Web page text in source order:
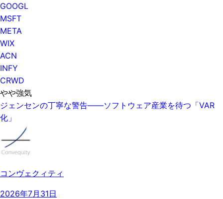
GOOGL
MSFT
META
WIX
ACN
INFY
CRWD
やや強気
ジェンセンの丁寧な警告——ソフトウェア産業を待つ「VAR
化」
コンヴェクィティ
2026年7月31日